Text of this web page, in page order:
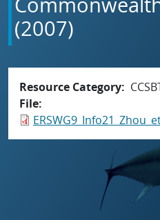
(2007)
Resource Category
File